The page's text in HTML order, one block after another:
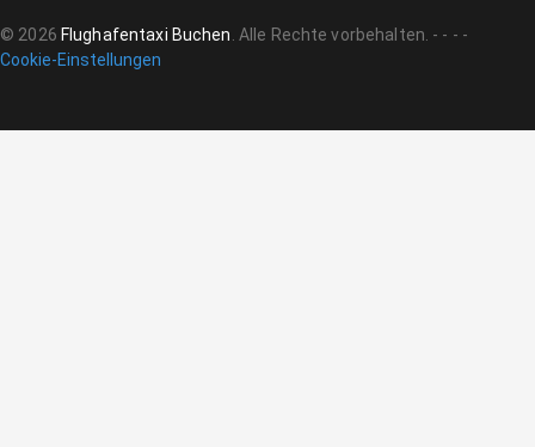
© 2026 Flughafentaxi Buchen. Alle Rechte vorbehalten. - - - -
Cookie-Einstellungen